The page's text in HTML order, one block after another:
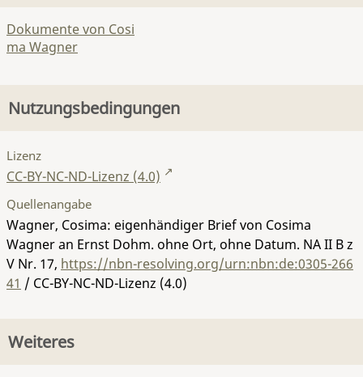
Dokumente von Cosi
ma Wagner
Nutzungsbedingungen
Lizenz
CC-BY-NC-ND-Lizenz (4.0)
Quellenangabe
Wagner, Cosima: eigenhändiger Brief von Cosima
Wagner an Ernst Dohm. ohne Ort, ohne Datum. NA II B z
V Nr. 17, https://nbn-resolving.org/urn:nbn:de:0305-266
41 / CC-BY-NC-ND-Lizenz (4.0)
Weiteres